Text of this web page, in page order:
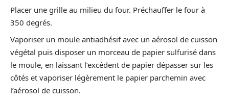
Placer une grille au milieu du four. Préchauffer le four à
350 degrés.
Vaporiser un moule antiadhésif avec un aérosol de cuisson
végétal puis disposer un morceau de papier sulfurisé dans
le moule, en laissant l’excédent de papier dépasser sur les
côtés et vaporiser légèrement le papier parchemin avec
l’aérosol de cuisson.